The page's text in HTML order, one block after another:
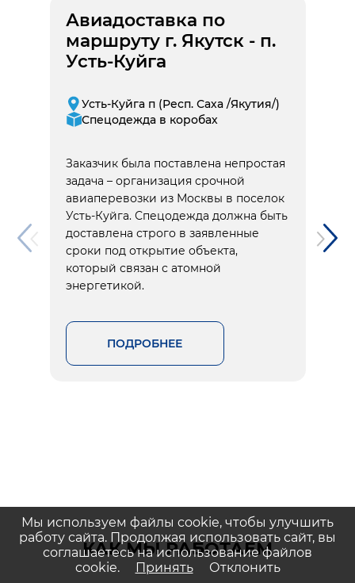
Авиадоставка по
маршруту г. Якутск - п.
Усть-Куйга
Усть-Куйга п (Респ. Саха /Якутия/)
Спецодежда в коробах
Заказчик была поставлена непростая
задача – организация срочной
авиаперевозки из Москвы в поселок
Усть-Куйга. Спецодежда должна быть
доставлена строго в заявленные
сроки под открытие объекта,
который связан с атомной
энергетикой.
ПОДРОБНЕЕ
КАК МЫ РАБОТАЕМ
Мы используем файлы cookie, чтобы улучшить
работу сайта. Продолжая использовать сайт, вы
соглашаетесь на использование файлов
cookie.
Принять Отклонить